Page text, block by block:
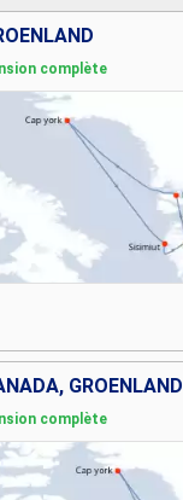
complète
GRÖENLAND
complète